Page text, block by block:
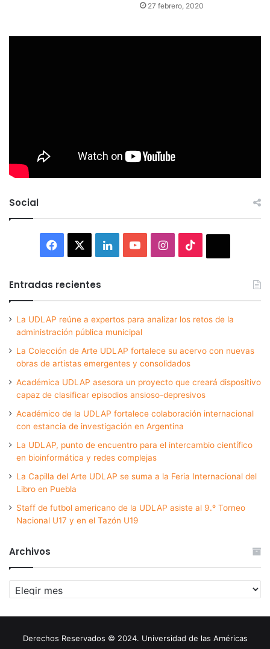
27 febrero, 2020
Social
Facebook LinkedInYouTubeInstagram
Entradas recientes
La UDLAP reúne a expertos para analizar los retos de la
administración pública municipal
La Colección de Arte UDLAP fortalece su acervo con nuevas
obras de artistas emergentes y consolidados
Académica UDLAP asesora un proyecto que creará dispositivo
capaz de clasificar episodios ansioso-depresivos
Académico de la UDLAP fortalece colaboración internacional
con estancia de investigación en Argentina
La UDLAP, punto de encuentro para el intercambio científico
en bioinformática y redes complejas
La Capilla del Arte UDLAP se suma a la Feria Internacional del
Libro en Puebla
Staff de futbol americano de la UDLAP asiste al 9.º Torneo
Nacional U17 y en el Tazón U19
Archivos
Archivos
Derechos Reservados © 2024. Universidad de las Américas